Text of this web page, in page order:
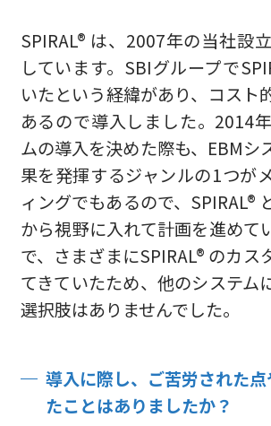
SPIRAL® は、2007年の当社設
しています。SBIグループで
いたという経緯があり、コスト
あるので導入しました。2014
ムの導入を決めた際も、EBMシ
果を発揮するジャンルの1つが
ィングでもあるので、SPIRAL®
から視野に入れて計画を進めて
で、さまざまにSPIRAL® のカス
てきていたため、他のシステム
選択肢はありませんでした。
導入に際し、ご苦労された
たことはありましたか？